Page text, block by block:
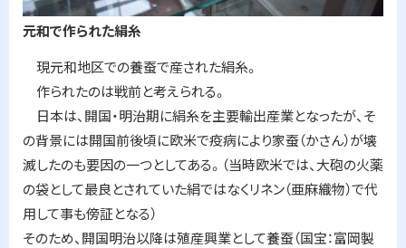
元和で作られた絹糸
現元和地区での養蚕で産された絹糸。
作られたのは戦前と考えられる。
日本は、開国・明治期に絹糸を主要輸出産業となったが、そ
の背景には開国前後頃に欧米で疫病により家蚕（かさん）が壊
滅したのも要因の一つとしてある。（当時欧米では、大砲の火薬
の袋として最良とされていた絹ではなくリネン（亜麻織物）で代
用して事も傍証となる）
そのため、開国明治以降は殖産興業として養蚕（国宝：富岡製